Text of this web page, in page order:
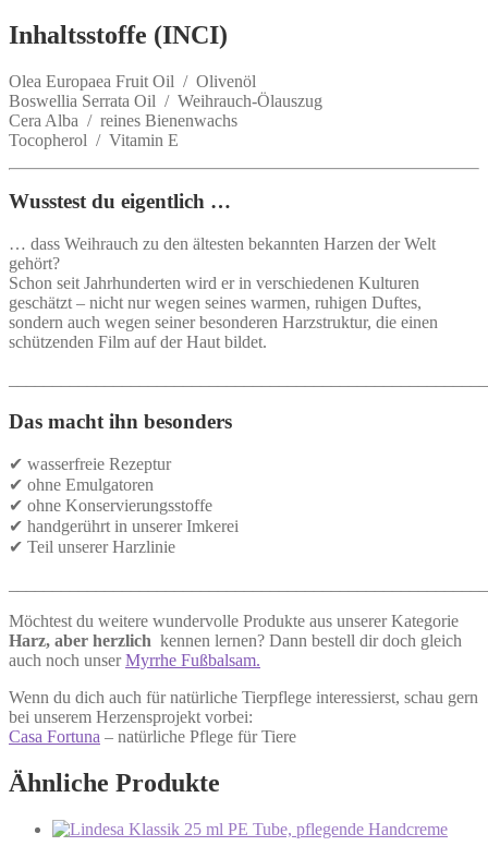
Inhaltsstoffe (INCI)
Olea Europaea Fruit Oil / Olivenöl
Boswellia Serrata Oil / Weihrauch-Ölauszug
Cera Alba / reines Bienenwachs
Tocopherol / Vitamin E
Wusstest du eigentlich …
… dass Weihrauch zu den ältesten bekannten Harzen der Welt
gehört?
Schon seit Jahrhunderten wird er in verschiedenen Kulturen
geschätzt – nicht nur wegen seines warmen, ruhigen Duftes,
sondern auch wegen seiner besonderen Harzstruktur, die einen
schützenden Film auf der Haut bildet.
Das macht ihn besonders
✔ wasserfreie Rezeptur
✔ ohne Emulgatoren
✔ ohne Konservierungsstoffe
✔ handgerührt in unserer Imkerei
✔ Teil unserer Harzlinie
Möchtest du weitere wundervolle Produkte aus unserer Kategorie
Harz, aber herzlich kennen lernen? Dann bestell dir doch gleich
auch noch unserMyrrhe Fußbalsam.
Wenn du dich auch für natürliche Tierpflege interessierst, schau gern
bei unserem Herzensprojekt vorbei:
Casa Fortuna – natürliche Pflege für Tiere
Ähnliche Produkte